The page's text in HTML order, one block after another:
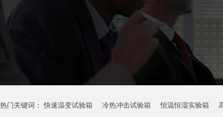
热门关键词：快速温变试验箱 冷热冲击试验箱 恒温恒湿实验箱